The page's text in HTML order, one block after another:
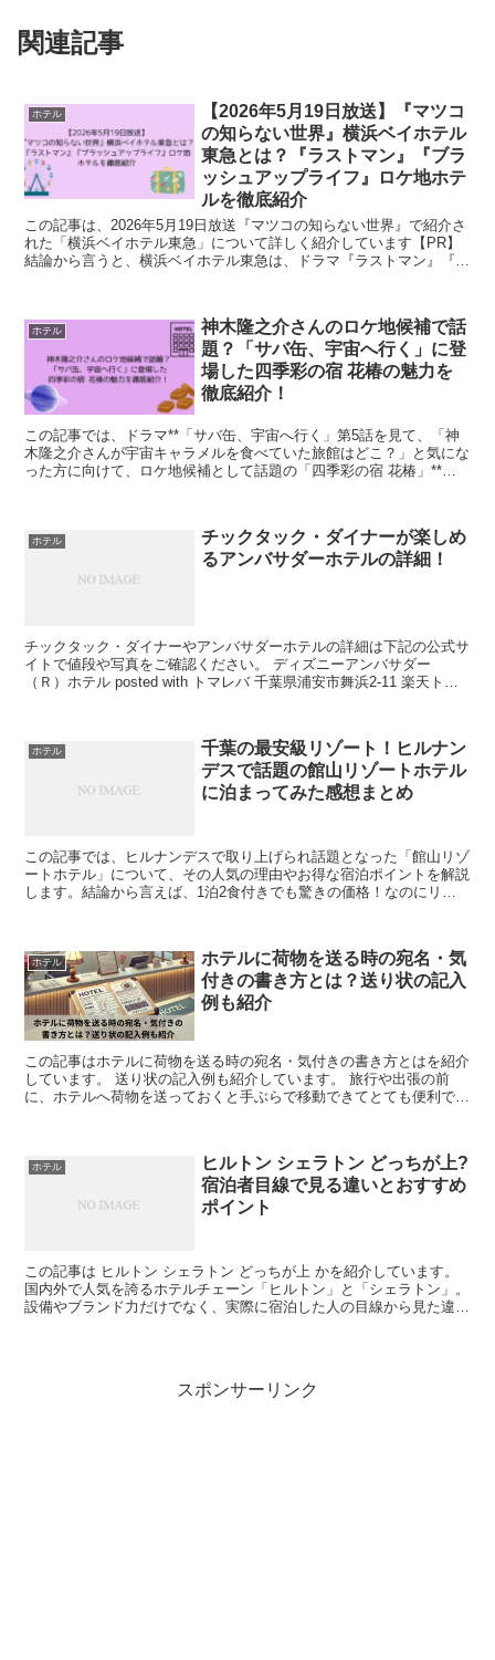
関連記事
ホテル
【2026年5月19日放送】『マツコ
の知らない世界』横浜ベイホテル
東急とは？『ラストマン』『ブラ
ッシュアップライフ』ロケ地ホテ
ルを徹底紹介
この記事は、2026年5月19日放送『マツコの知らない世界』で紹介さ
れた「横浜ベイホテル東急」について詳しく紹介しています【PR】
結論から言うと、横浜ベイホテル東急は、ドラマ『ラストマン』『ブ
ホテル
神木隆之介さんのロケ地候補で話
題？「サバ缶、宇宙へ行く」に登
場した四季彩の宿 花椿の魅力を
徹底紹介！
この記事では、ドラマ**「サバ缶、宇宙へ行く」第5話を見て、「神
木隆之介さんが宇宙キャラメルを食べていた旅館はどこ？」と気にな
った方に向けて、ロケ地候補として話題の「四季彩の宿 花椿」**に
ホテル
チックタック・ダイナーが楽しめ
るアンバサダーホテルの詳細！
チックタック・ダイナーやアンバサダーホテルの詳細は下記の公式サ
イトで値段や写真をご確認ください。 ディズニーアンバサダー
（Ｒ）ホテル posted with トマレバ 千葉県浦安市舞浜2-11 楽天トラ
ホテル
千葉の最安級リゾート！ヒルナン
デスで話題の館山リゾートホテル
に泊まってみた感想まとめ
この記事では、ヒルナンデスで取り上げられ話題となった「館山リゾ
ートホテル」について、その人気の理由やお得な宿泊ポイントを解説
します。結論から言えば、1泊2食付きでも驚きの価格！なのにリゾ
ホテル
ホテルに荷物を送る時の宛名・気
付きの書き方とは？送り状の記入
例も紹介
この記事はホテルに荷物を送る時の宛名・気付きの書き方とはを紹介
しています。 送り状の記入例も紹介しています。 旅行や出張の前
に、ホテルへ荷物を送っておくと手ぶらで移動できてとても便利で
ホテル
ヒルトン シェラトン どっちが上?
宿泊者目線で見る違いとおすすめ
ポイント
この記事は ヒルトン シェラトン どっちが上 かを紹介しています。
国内外で人気を誇るホテルチェーン「ヒルトン」と「シェラトン」。
設備やブランド力だけでなく、実際に宿泊した人の目線から見た違い
スポンサーリンク